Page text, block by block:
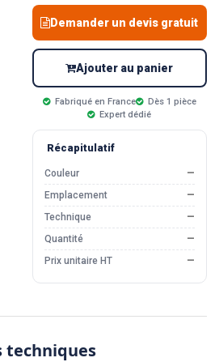
Demander un devis gratuit
Ajouter au panier
Fabriqué en France
Dès 1 pièce
Expert dédié
Récapitulatif
Couleur
—
Emplacement
—
Technique
—
Quantité
—
Prix unitaire HT
—
techniques